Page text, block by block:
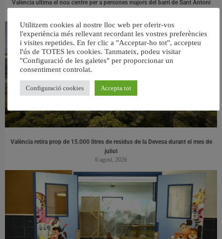
València ultima el nou centre per a persones majors del barri de Sant Antoni
València retira prop de 15.000 litres de residus de la Devesa durant el mes de
juliol
6 agost, 2026
Utilitzem cookies al nostre lloc web per oferir-vos
l'experiència més rellevant recordant les vostres preferències
i visites repetides. En fer clic a "Acceptar-ho tot", accepteu
l'ús de TOTES les cookies. Tanmateix, podeu visitar
"Configuració de les galetes" per proporcionar un
consentiment controlat.
Configuració cookies Accepta tot